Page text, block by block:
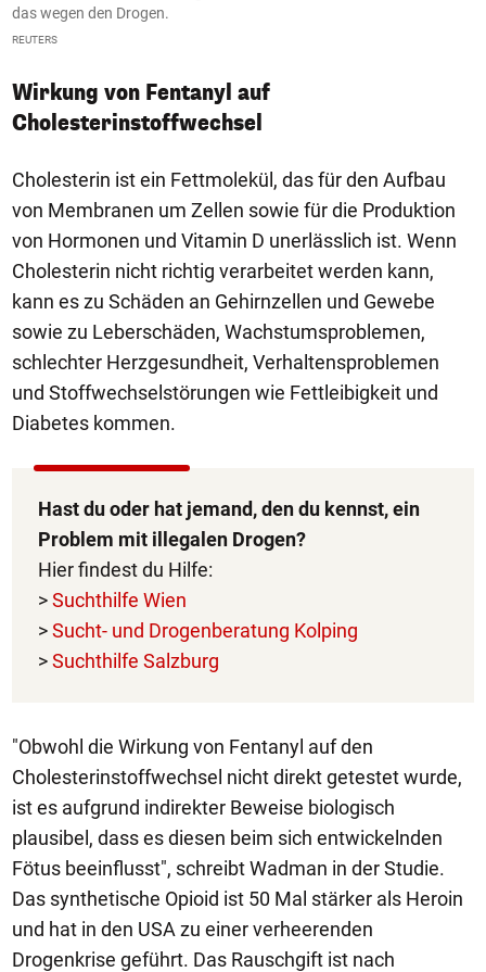
das wegen den Drogen.
REUTERS
Wirkung von Fentanyl auf
Cholesterinstoffwechsel
Cholesterin ist ein Fettmolekül, das für den Aufbau
von Membranen um Zellen sowie für die Produktion
von Hormonen und Vitamin D unerlässlich ist. Wenn
Cholesterin nicht richtig verarbeitet werden kann,
kann es zu Schäden an Gehirnzellen und Gewebe
sowie zu Leberschäden, Wachstumsproblemen,
schlechter Herzgesundheit, Verhaltensproblemen
und Stoffwechselstörungen wie Fettleibigkeit und
Diabetes kommen.
Hast du oder hat jemand, den du kennst, ein
Problem mit illegalen Drogen?
Hier findest du Hilfe:
>Suchthilfe Wien
>Sucht- und Drogenberatung Kolping
>Suchthilfe Salzburg
"Obwohl die Wirkung von Fentanyl auf den
Cholesterinstoffwechsel nicht direkt getestet wurde,
ist es aufgrund indirekter Beweise biologisch
plausibel, dass es diesen beim sich entwickelnden
Fötus beeinflusst", schreibt Wadman in der Studie.
Das synthetische Opioid ist 50 Mal stärker als Heroin
und hat in den USA zu einer verheerenden
Drogenkrise geführt. Das Rauschgift ist nach